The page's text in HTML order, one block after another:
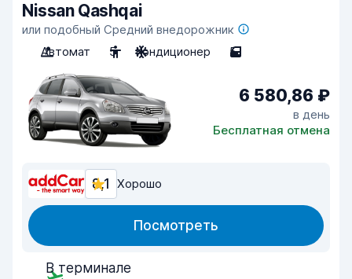
Nissan Qashqai
или подобный Средний внедорожник
Автомат
5 Кондиционер 5
6 580,86 ₽
в день
Бесплатная отмена
8,1 Хорошо
Посмотреть
В терминале